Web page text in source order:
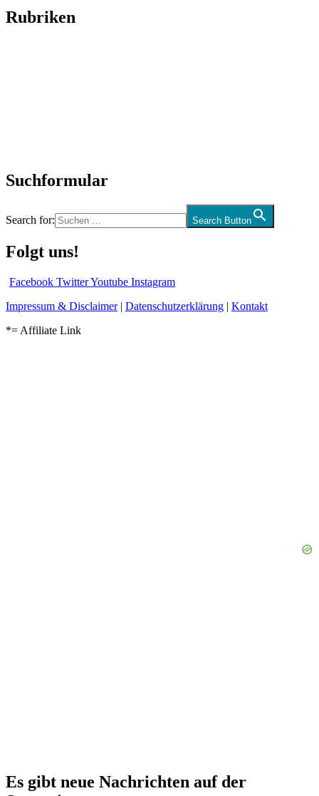
Rubriken
Suchformular
Search for: Search Button
Folgt uns!
Facebook TwitterYoutube Instagram
Impressum & Disclaimer| Datenschutzerklärung | Kontakt
*= Affiliate Link
Es gibt neue Nachrichten auf der